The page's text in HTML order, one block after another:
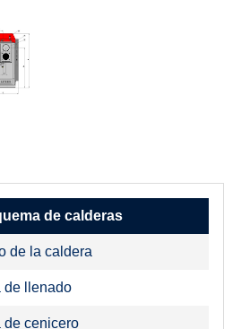
de calderas
de la caldera
de llenado
de cenicero